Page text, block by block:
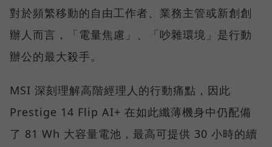
對於頻繁移動的自由工作者、業務主管或新創創
辦人而言，「電量焦慮」、「吵雜環境」是行動
辦公的最大殺手。
MSI 深刻理解高階經理人的行動痛點，因此
Prestige 14 Flip AI+ 在如此纖薄機身中仍配備
了 81 Wh 大容量電池，最高可提供 30 小時的續